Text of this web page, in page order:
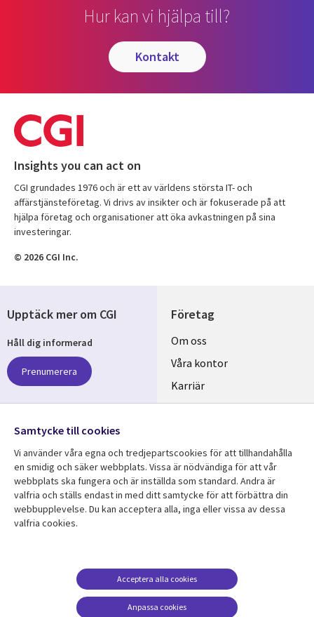
Hur kan vi hjälpa till?
kontakt
Insights you can act on
CGI grundades 1976 och är ett av världens största IT- och
affärstjänsteföretag. Vi drivs av insikter och är fokuserade på att
hjälpa företag och organisationer att öka avkastningen på sina
investeringar.
© 2026 CGI Inc.
Företag
Useful
links
SWEDEN
Om oss
Våra kontor
Karriär
Hållbarhet
Resurscenter
SWEDEN
SWEDEN
dataskydd
Accessibility
Terms of Use
Upptäck mer om CGI
Håll dig informerad
Prenumerera
Följ oss
Social
Media
SWEDEN
Samtycke till cookies
Vi använder våra egna och tredjepartscookies för att tillhandahålla
en smidig och säker webbplats. Vissa är nödvändiga för att vår
webbplats ska fungera och är inställda som standard. Andra är
valfria och ställs endast in med ditt samtycke för att förbättra din
webbupplevelse. Du kan acceptera alla, inga eller vissa av dessa
valfria cookies.
Anpassa cookies
Acceptera alla cookies